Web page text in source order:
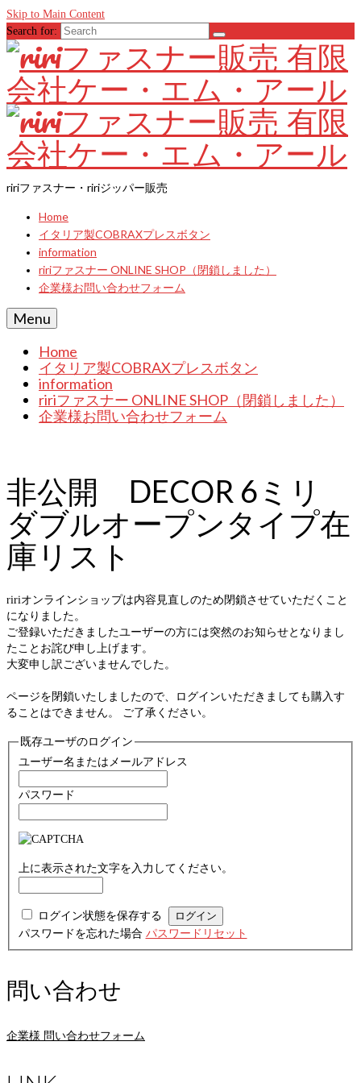
Skip to Main Content
Search for:
ririファスナー・ririジッパー販売
Home
イタリア製COBRAXプレスボタン
information
ririファスナー ONLINE SHOP（閉鎖しました）
企業様お問い合わせフォーム
Menu
Home
イタリア製COBRAXプレスボタン
information
ririファスナー ONLINE SHOP（閉鎖しました）
企業様お問い合わせフォーム
非公開 DECOR 6ミリ
ダブルオープンタイプ在
庫リスト
ririオンラインショップは内容見直しのため閉鎖させていただくこと
になりました。
ご登録いただきましたユーザーの方には突然のお知らせとなりまし
たことお詫び申し上げます。
大変申し訳ございませんでした。
ページを閉鎖いたしましたので、ログインいただきましても購入す
ることはできません。 ご了承ください。
既存ユーザのログイン
ユーザー名またはメールアドレス
パスワード
上に表示された文字を入力してください。
ログイン状態を保存する
パスワードを忘れた場合 パスワードリセット
問い合わせ
企業様 問い合わせフォーム